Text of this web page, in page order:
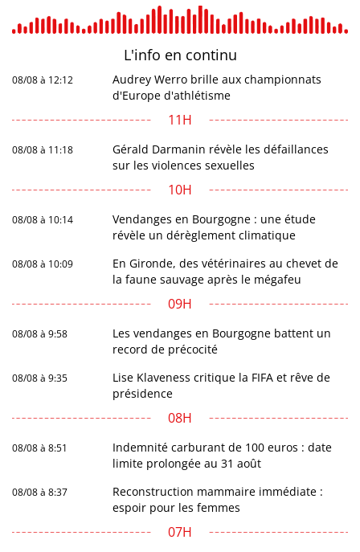
L'info en continu
08/08 à 12:12
Audrey Werro brille aux championnats
d'Europe d'athlétisme
11H
08/08 à 11:18
Gérald Darmanin révèle les défaillances
sur les violences sexuelles
10H
08/08 à 10:14
Vendanges en Bourgogne : une étude
révèle un dérèglement climatique
08/08 à 10:09
En Gironde, des vétérinaires au chevet de
la faune sauvage après le mégafeu
09H
08/08 à 9:58
Les vendanges en Bourgogne battent un
record de précocité
08/08 à 9:35
Lise Klaveness critique la FIFA et rêve de
présidence
08H
08/08 à 8:51
Indemnité carburant de 100 euros : date
limite prolongée au 31 août
08/08 à 8:37
Reconstruction mammaire immédiate :
espoir pour les femmes
07H